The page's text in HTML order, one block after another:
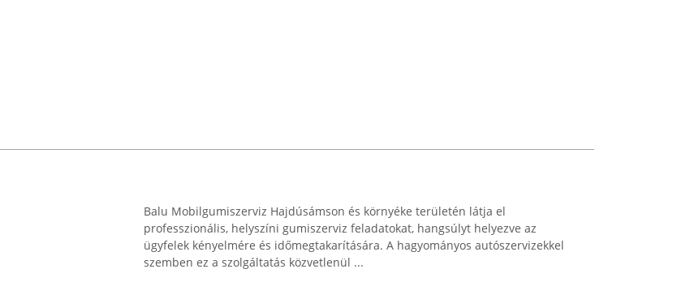
Balu Mobilgumiszerviz Hajdúsámson és környéke területén látja el
professzionális, helyszíni gumiszerviz feladatokat, hangsúlyt helyezve az
ügyfelek kényelmére és időmegtakarítására. A hagyományos autószervizekkel
szemben ez a szolgáltatás közvetlenül ...